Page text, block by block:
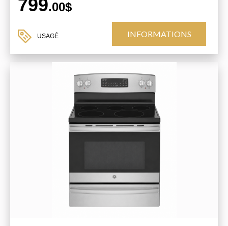
799.00$
USAGÉ INFORMATIONS